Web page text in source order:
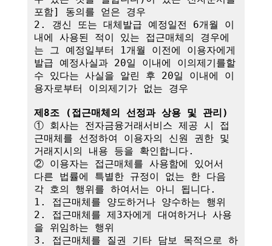
포함] 동의를 얻은 경우
2. 갱신 또는 대체발급 예정일전 6개월 이
내에 사용된 적이 있는 접근매체의 경우에
는 그 예정일부터 1개월 이전에 이용자에게
발급 예정사실과 20일 이내에 이의제기를할
수 있다는 사실을 알린 후 20일 이내에 이
용자로부터 이의제기가 없는 경우
제8조 (접근매체의 선정과 상용 및 관리)
① 회사는 전자금융거래서비스 제공 시 접
근매체를 선정하여 이용자의 신원 권한 및
거래지시의 내용 등을 확인합니다.
② 이용자는 접근매체를 사용함에 있어서
다른 법률에 특별한 규정이 없는 한 다음
각 호의 행위를 하여서는 아니 됩니다.
1. 접근매체를 양도하거나 양수하는 행위
2. 접근매체를 제3자에게 대여하거나 사용
을 위임하는 행위
3. 접근매체를 질권 기타 담보 목적으로 하